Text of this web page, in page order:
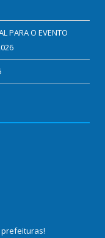
PARA O EVENTO
!